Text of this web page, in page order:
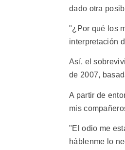
dado otra
"¿Por qué los
interpretación
Así, el
de 2007,
A partir de
mis
"El odio me
háblenme lo